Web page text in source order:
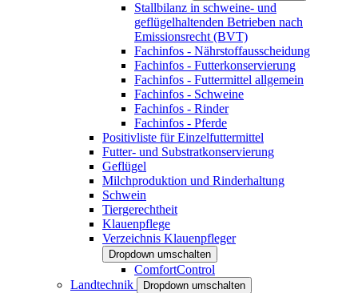
Stallbilanz in schweine- und
geflügelhaltenden Betrieben nach
Emissionsrecht (BVT)
Fachinfos - Nährstoffausscheidung
Fachinfos - Futterkonservierung
Fachinfos - Futtermittel allgemein
Fachinfos - Schweine
Fachinfos - Rinder
Fachinfos - Pferde
Positivliste für Einzelfuttermittel
Futter- und Substratkonservierung
Geflügel
Milchproduktion und Rinderhaltung
Schwein
Tiergerechtheit
Klauenpflege
Verzeichnis Klauenpfleger
Dropdown umschalten
ComfortControl
Landtechnik
Dropdown umschalten